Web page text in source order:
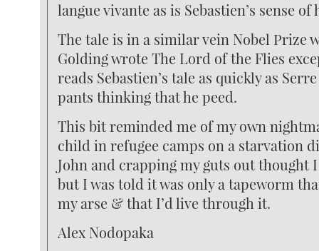
langue vivante as is Sebastien’s sense of
The tale is in a similar vein Nobel Prize
Golding wrote The Lord of the Flies
reads Sebastien’s tale as quickly as
pants thinking that he peed.
This bit reminded me of my own
child in refugee camps on a starvation
John and crapping my guts out thought
but I was told it was only a tapeworm
my arse & that I’d live through it.
Alex Nodopaka